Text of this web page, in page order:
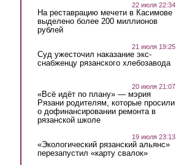
22 июля 22:34
На реставрацию мечети в Касимове
выделено более 200 миллионов
рублей
21 июля 19:25
Суд ужесточил наказание экс-
снабженцу рязанского хлебозавода
20 июля 21:07
«Всё идёт по плану» — мэрия
Рязани родителям, которые просили
о дофинансировании ремонта в
рязанской школе
19 июля 23:13
«Экологический рязанский альянс»
перезапустил «карту свалок»